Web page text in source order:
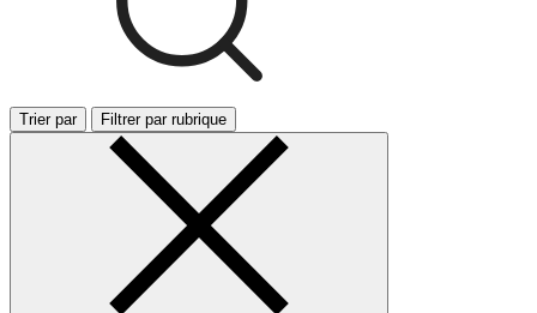
Trier par Filtrer par rubrique